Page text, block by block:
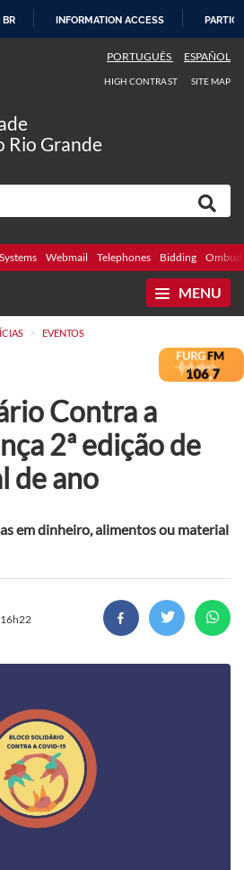
INFORMATION ACCESS
PORTUGUÊS ESPAÑOL
HIGH CONTRAST SITE MAP
Rio Grande
Systems Webmail Telephones Bidding
MENU
> EVENTOS
Contra a
2ª edição de
de ano
em dinheiro, alimentos ou material